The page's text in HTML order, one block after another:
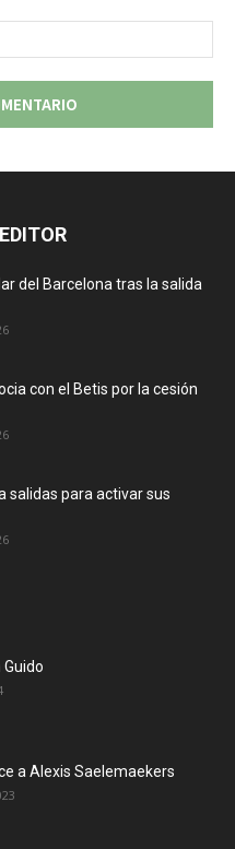
del Barcelona tras la salida
con el Betis por la cesión
salidas para activar sus
a Alexis Saelemaekers